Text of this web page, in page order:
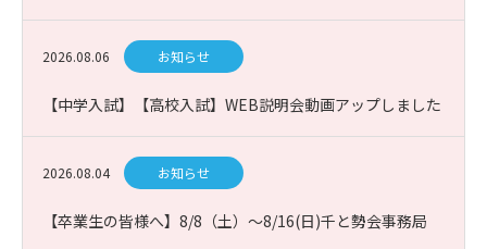
2026.08.06 お知らせ
【中学入試】【高校入試】WEB説明会動画アップしました
2026.08.04 お知らせ
【卒業生の皆様へ】8/8（土）～8/16(日)千と勢会事務局